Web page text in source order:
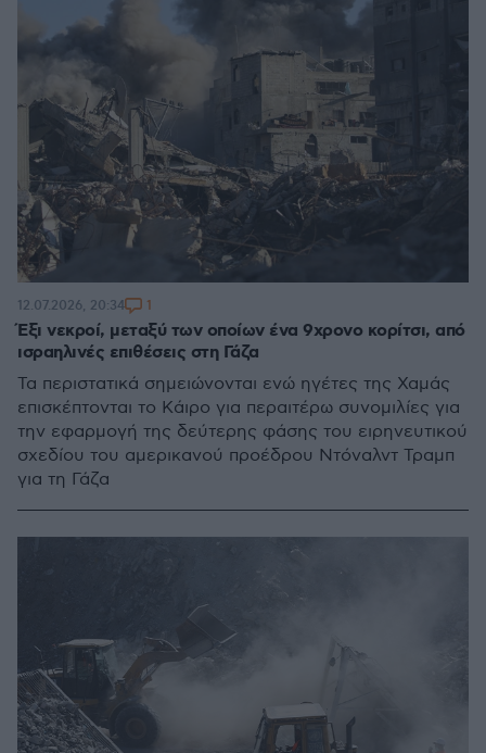
Έξι νεκροί, μεταξύ των οποίων ένα 9χρονο κορίτσι, από
ισραηλινές επιθέσεις στη Γάζα
Τα περιστατικά σημειώνονται ενώ ηγέτες της Χαμάς
επισκέπτονται το Κάιρο για περαιτέρω συνομιλίες για
την εφαρμογή της δεύτερης φάσης του ειρηνευτικού
σχεδίου του αμερικανού προέδρου Ντόναλντ Τραμπ
για τη Γάζα
12.07.2026, 20:34 1